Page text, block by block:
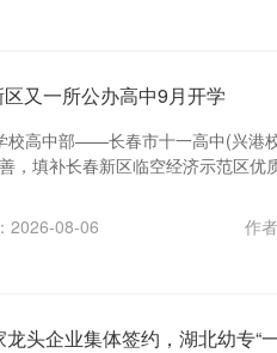
又一所公办高中9月开学
校高中部——长春市十一高中(兴港
，填补长春新区临空经济示范区优
2026-08-06
作
头企业集体签约，湖北幼专“